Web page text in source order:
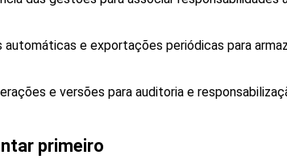
automáticas e exportações periódicas para
e versões para auditoria e
primeiro